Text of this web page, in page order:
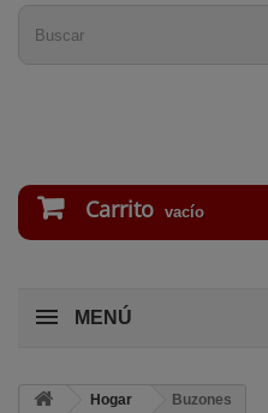
Carrito vacío
MENÚ
Hogar Buzones